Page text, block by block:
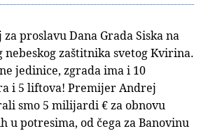
proslavu Dana Grada Siska na
nebeskog zaštitnika svetog Kvirina.
jedinice, zgrada ima i 10
i 5 liftova! Premijer Andrej
smo 5 milijardi € za obnovu
u potresima, od čega za Banovinu